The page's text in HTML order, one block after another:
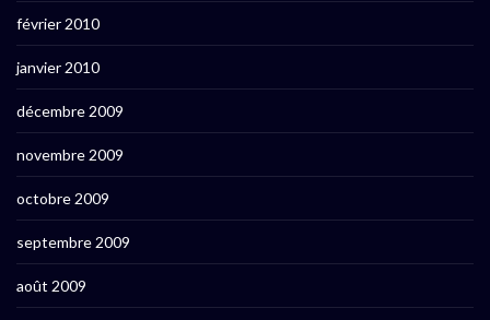
février 2010
janvier 2010
décembre 2009
novembre 2009
octobre 2009
septembre 2009
août 2009